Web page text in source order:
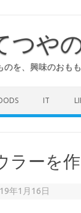
つや
を、興味のおも
IT
ラーを
年1月16日